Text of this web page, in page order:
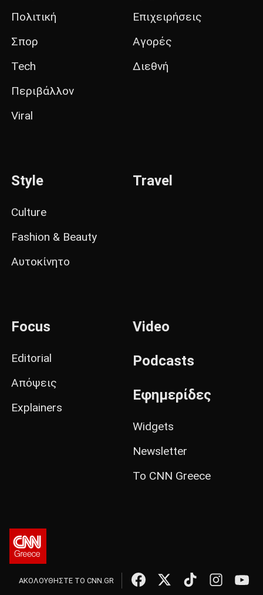
Πολιτική
Σπορ
Tech
Περιβάλλον
Viral
Επιχειρήσεις
Αγορές
Διεθνή
Style
Culture
Fashion & Beauty
Αυτοκίνητο
Travel
Focus
Editorial
Απόψεις
Explainers
Video
Podcasts
Εφημερίδες
Widgets
Newsletter
Το CNN Greece
ΑΚΟΛΟΥΘΗΣΤΕ ΤΟ CNN.GR